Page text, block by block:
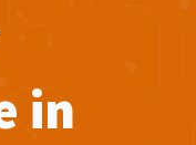
in